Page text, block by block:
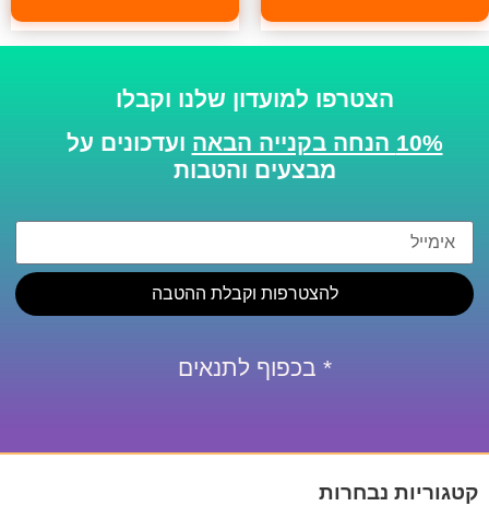
הצטרפו למועדון שלנו וקבלו
10% הנחה בקנייה הבאה
ועדכונים על
מבצעים והטבות
להצטרפות וקבלת ההטבה
* בכפוף לתנאים
קטגוריות נבחרות